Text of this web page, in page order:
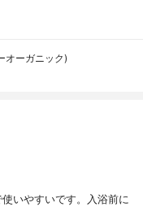
オーガニック)
いやすいです。入浴前に